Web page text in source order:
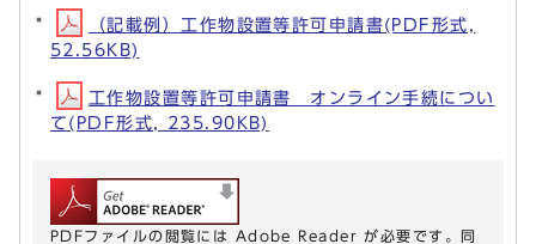
（記載例）工作物設置等許可申請書(PDF形式,
52.56KB)
工作物設置等許可申請書 オンライン手続につい
て(PDF形式, 235.90KB)
PDFファイルの閲覧には Adobe Reader が必要です。同